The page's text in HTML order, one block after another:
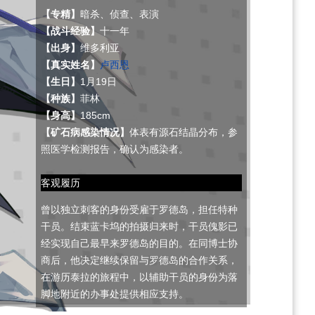
【专精】 暗杀、侦查、表演
【战斗经验】十一年
【出身】 维多利亚
【真实姓名】卢西恩
【生日】 1月19日
【种族】 菲林
【身高】 185cm
【矿石病感染情况】 体表有源石结晶分布，参
照医学检测报告，确认为感染者。
客观履历
曾以独立刺客的身份受雇于罗德岛，担任特种
干员。结束蓝卡坞的拍摄归来时，干员傀影已
经实现自己最早来罗德岛的目的。在同博士协
商后，他决定继续保留与罗德岛的合作关系，
在游历泰拉的旅程中，以辅助干员的身份为落
脚地附近的办事处提供相应支持。